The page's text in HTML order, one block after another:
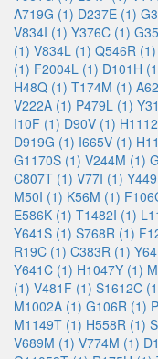
A719G (1) D237E (1)
V834I (1) Y376C (1)
(1) V834L (1) Q546R (1)
(1) F2004L (1) D101H
H48Q (1) T174M (1)
V222A (1) P479L (1)
I10F (1) D90V (1)
D919G (1) I665V (1)
G1170S (1) V244M (1)
C807T (1) V77I (1)
M50I (1) K56M (1)
E586K (1) T1482I (1)
Y641S (1) S768R (1)
R19C (1) C383R (1)
Y641C (1) H1047Y (1)
(1) V481F (1) S1612C
M1002A (1) G106R (1)
M1149T (1) H558R (1)
V689M (1) V774M (1)